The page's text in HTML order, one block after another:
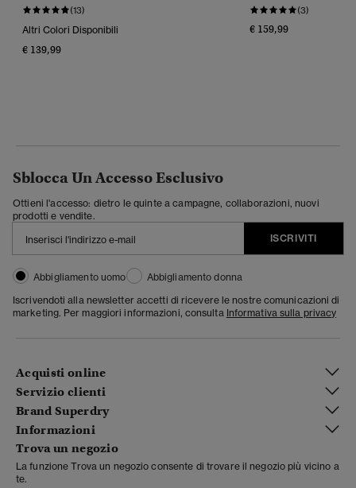
(13)
Altri Colori Disponibili
€ 139,99
(3)
€ 159,99
Sblocca Un Accesso Esclusivo
Ottieni l'accesso: dietro le quinte a campagne, collaborazioni, nuovi
prodotti e vendite.
ISCRIVITI
Abbigliamento uomo
Abbigliamento donna
Iscrivendoti alla newsletter accetti di ricevere le nostre comunicazioni di
marketing. Per maggiori informazioni, consulta Informativa sulla privacy
Acquisti online
Servizio clienti
Brand Superdry
Informazioni
Trova un negozio
La funzione Trova un negozio consente di trovare il negozio più vicino a
te.